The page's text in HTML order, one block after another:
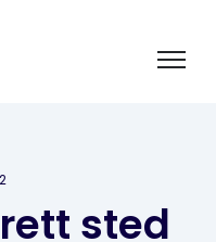
sted